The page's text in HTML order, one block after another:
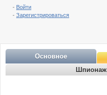
- Войти
- Зарегистрироваться
Основное
Шпионаж